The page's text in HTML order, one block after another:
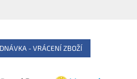
- VRÁCENÍ ZBOŽÍ